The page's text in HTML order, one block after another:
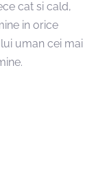
cat si cald,
in orice
uman cei mai